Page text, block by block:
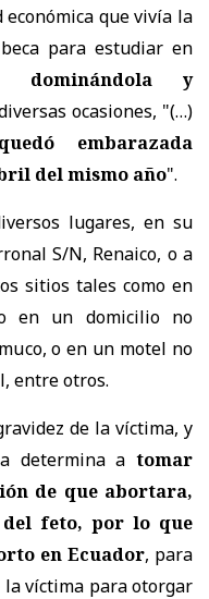
económica que vivía la
para estudiar en
dominándola y
ocasiones, "(…)
embarazada
del mismo año".
lugares, en su
S/N, Renaico, o a
sitios tales como en
en un domicilio no
o en un motel no
entre otros.
de la víctima, y
determina a tomar
de que abortara,
feto, por lo que
en Ecuador, para
la víctima para otorgar